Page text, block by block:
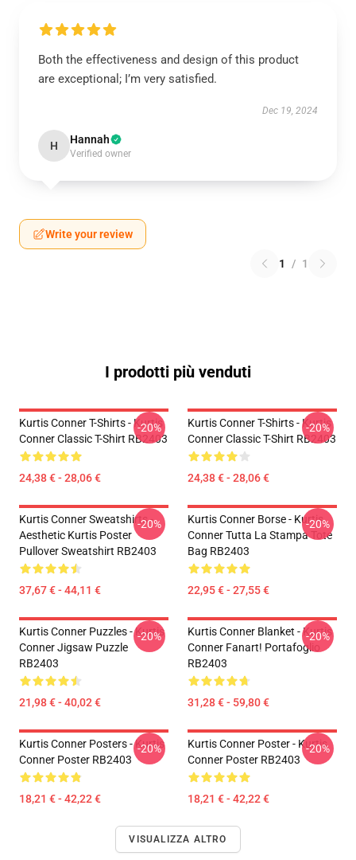
Both the effectiveness and design of this product
are exceptional; I’m very satisfied.
Dec 19, 2024
H Hannah
Verified owner
Write your review
1 / 1
I prodotti più venduti
Kurtis Conner T-Shirts - Kurtis
Conner Classic T-Shirt RB2403
24,38 € - 28,06 €
-20%
Kurtis Conner T-Shirts - Kurtis
Conner Classic T-Shirt RB2403
24,38 € - 28,06 €
-20%
Kurtis Conner Sweatshirts -
Aesthetic Kurtis Poster
Pullover Sweatshirt RB2403
37,67 € - 44,11 €
-20%
Kurtis Conner Borse - Kurtis
Conner Tutta La Stampa Tote
Bag RB2403
22,95 € - 27,55 €
-20%
Kurtis Conner Puzzles - Kurtis
Conner Jigsaw Puzzle
RB2403
21,98 € - 40,02 €
-20%
Kurtis Conner Blanket - Kurtis
Conner Fanart! Portafoglio
RB2403
31,28 € - 59,80 €
-20%
Kurtis Conner Posters - Kurtis
Conner Poster RB2403
18,21 € - 42,22 €
-20%
Kurtis Conner Poster - Kurtis
Conner Poster RB2403
18,21 € - 42,22 €
-20%
VISUALIZZA ALTRO